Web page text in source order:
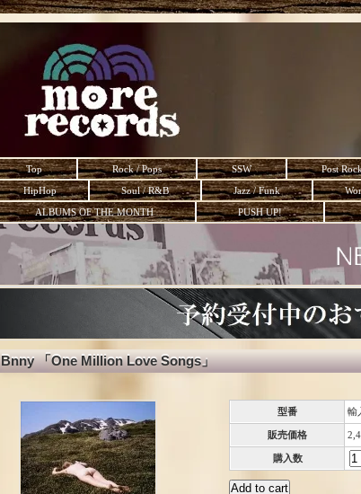
Top Rock / Pops SSW Post
HipHop
Soul / R&B Jazz / Funk
ALBUMS OF THE MONTH
PUSH UP!
Bnny 「One Million Love Songs」
型番 輸
販売価格
購入数